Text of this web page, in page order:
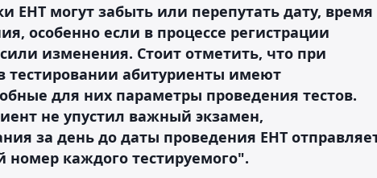
ЕНТ могут забыть или перепутать дату, время
особенно если в процессе регистрации
изменения. Стоит отметить, что при
тестировании абитуриенты имеют
для них параметры проведения тестов.
не упустил важный экзамен,
за день до даты проведения ЕНТ
номер каждого тестируемого".